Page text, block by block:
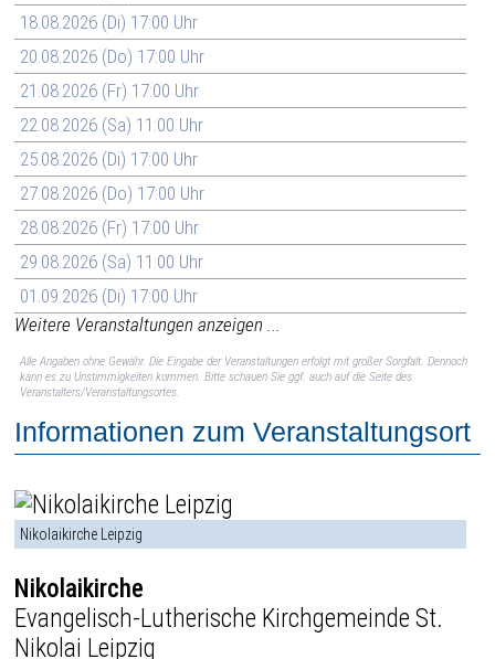
18.08.2026 (Di) 17:00 Uhr
20.08.2026 (Do) 17:00 Uhr
21.08.2026 (Fr) 17:00 Uhr
22.08.2026 (Sa) 11:00 Uhr
25.08.2026 (Di) 17:00 Uhr
27.08.2026 (Do) 17:00 Uhr
28.08.2026 (Fr) 17:00 Uhr
29.08.2026 (Sa) 11:00 Uhr
01.09.2026 (Di) 17:00 Uhr
Weitere Veranstaltungen anzeigen ...
Alle Angaben ohne Gewähr. Die Eingabe der Veranstaltungen erfolgt mit großer Sorgfalt. Dennoch
kann es zu Unstimmigkeiten kommen. Bitte schauen Sie ggf. auch auf die Seite des
Veranstalters/Veranstaltungsortes.
Informationen zum Veranstaltungsort
Nikolaikirche Leipzig
Nikolaikirche
Evangelisch-Lutherische Kirchgemeinde St.
Nikolai Leipzig